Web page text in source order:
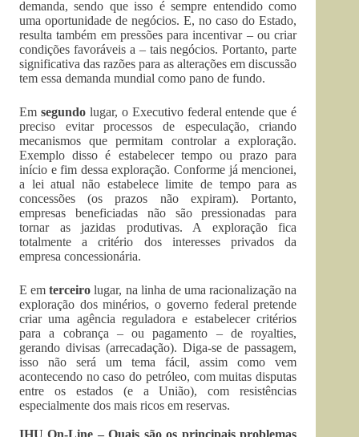
demanda, sendo que isso é sempre entendido como
uma oportunidade de negócios. E, no caso do Estado,
resulta também em pressões para incentivar – ou criar
condições favoráveis a – tais negócios. Portanto, parte
significativa das razões para as alterações em discussão
tem essa demanda mundial como pano de fundo.
Em segundo lugar, o Executivo federal entende que é
preciso evitar processos de especulação, criando
mecanismos que permitam controlar a exploração.
Exemplo disso é estabelecer tempo ou prazo para
início e fim dessa exploração. Conforme já mencionei,
a lei atual não estabelece limite de tempo para as
concessões (os prazos não expiram). Portanto,
empresas beneficiadas não são pressionadas para
tornar as jazidas produtivas. A exploração fica
totalmente a critério dos interesses privados da
empresa concessionária.
E emterceirolugar, na linha de uma racionalização na
exploração dos minérios, o governo federal pretende
criar uma agência reguladora e estabelecer critérios
para a cobrança – ou pagamento – de royalties,
gerando divisas (arrecadação). Diga-se de passagem,
isso não será um tema fácil, assim como vem
acontecendo no caso do petróleo, com muitas disputas
entre os estados (e a União), com resistências
especialmente dos mais ricos em reservas.
IHU On-Line – Quais são os principais problemas